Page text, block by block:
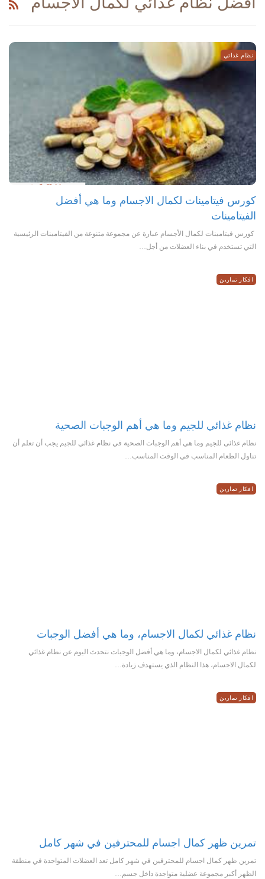
نظام غذائي
كورس فيتامينات لكمال الاجسام وما هي أفضل
الفيتامينات
كورس فيتامينات لكمال الأجسام عبارة عن مجموعة متنوعة من الفيتامينات الرئيسية
التي تستخدم في بناء العضلات من أجل…
افكار تمارين
نظام غذائي للجيم وما هي أهم الوجبات الصحية
نظام غذائى للجيم وما هي أهم الوجبات الصحية في نظام غذائي للجيم يجب أن تعلم أن
تناول الطعام المناسب في الوقت المناسب…
افكار تمارين
نظام غذائي لكمال الاجسام، وما هي أفضل الوجبات
نظام غذائي لكمال الاجسام، وما هي أفضل الوجبات نتحدث اليوم عن نظام غذائي
لكمال الاجسام، هذا النظام الذي يستهدف زيادة…
افكار تمارين
تمرين ظهر كمال اجسام للمحترفين في شهر كامل
تمرين ظهر كمال اجسام للمحترفين في شهر كامل تعد العضلات المتواجدة في منطقة
الظهر أكبر مجموعة عضلية متواجدة داخل جسم…